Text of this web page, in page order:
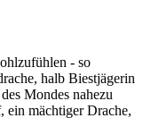
- so
halb Biestjägerin
Mondes nahezu
mächtiger Drache,